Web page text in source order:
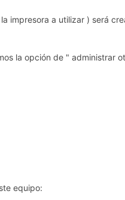
impresora a utilizar ) será
la opción de " administrar
equipo: